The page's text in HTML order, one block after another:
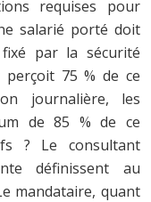
requises pour
salarié porté doit
par la sécurité
75 % de ce
journalière, les
de 85 % de ce
? Le consultant
définissent au
mandataire, quant